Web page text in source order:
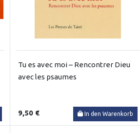
Tu es avec moi – Rencontrer Dieu
avec les psaumes
9,50 € In den Warenkorb